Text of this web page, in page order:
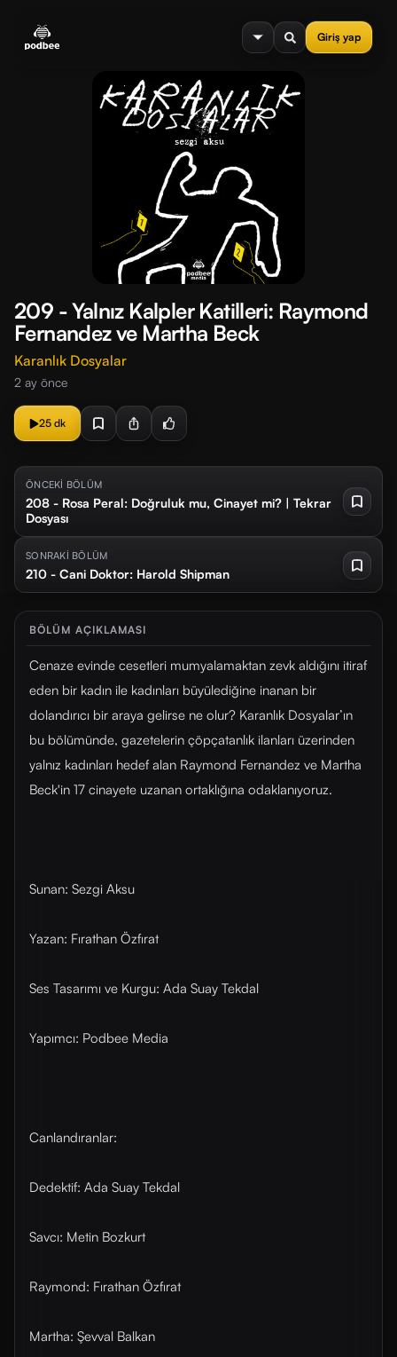
Giriş yap
menu
209 - Yalnız Kalpler Katilleri: Raymond
Fernandez ve Martha Beck
Karanlık Dosyalar
2 ay önce
25 dk
ÖNCEKİ BÖLÜM
208 - Rosa Peral: Doğruluk mu, Cinayet mi? | Tekrar
Dosyası
SONRAKİ BÖLÜM
210 - Cani Doktor: Harold Shipman
BÖLÜM AÇIKLAMASI
Cenaze evinde cesetleri mumyalamaktan zevk aldığını itiraf
eden bir kadın ile kadınları büyülediğine inanan bir
dolandırıcı bir araya gelirse ne olur? Karanlık Dosyalar’ın
bu bölümünde, gazetelerin çöpçatanlık ilanları üzerinden
yalnız kadınları hedef alan Raymond Fernandez ve Martha
Beck'in 17 cinayete uzanan ortaklığına odaklanıyoruz.
Sunan: Sezgi Aksu
Yazan: Fırathan Özfırat
Ses Tasarımı ve Kurgu: Ada Suay Tekdal
Yapımcı: Podbee Media
Canlandıranlar:
Dedektif: Ada Suay Tekdal
Savcı: Metin Bozkurt
Raymond: Fırathan Özfırat
Martha: Şevval Balkan